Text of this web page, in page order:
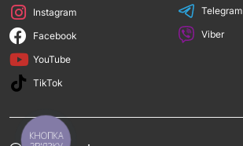
Instagram
Facebook
YouTube
TikTok
Telegram
Viber
КНОПКА